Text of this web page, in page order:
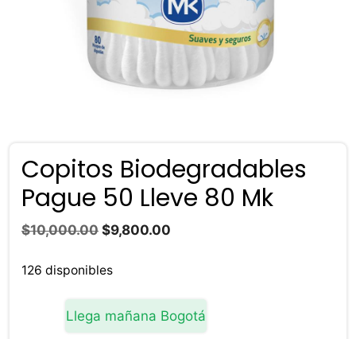
Copitos Biodegradables
Pague 50 Lleve 80 Mk
$10,000.00 El
original
$10,000.00.
$9,800.00
$9,800.00.
126 disponibles
Llega mañana Bogotá